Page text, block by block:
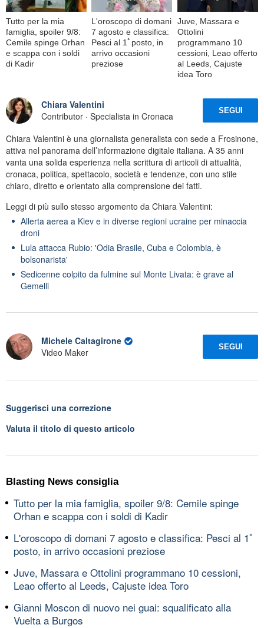
Tutto per la mia
famiglia, spoiler 9/8:
Cemile spinge Orhan
e scappa con i soldi
di Kadir
L'oroscopo di domani
7 agosto e classifica:
Pesci al 1ﾟposto, in
arrivo occasioni
preziose
Juve, Massara e
Ottolini
programmano 10
cessioni, Leao offerto
al Leeds, Cajuste
idea Toro
Chiara Valentini
Contributor · Specialista in Cronaca
SEGUI
Chiara Valentini è una giornalista generalista con sede a Frosinone,
attiva nel panorama dell’informazione digitale italiana. A 35 anni
vanta una solida esperienza nella scrittura di articoli di attualità,
cronaca, politica, spettacolo, società e tendenze, con uno stile
chiaro, diretto e orientato alla comprensione dei fatti.
Leggi di più sullo stesso argomento da Chiara Valentini:
Allerta aerea a Kiev e in diverse regioni ucraine per minaccia
droni
Lula attacca Rubio: 'Odia Brasile, Cuba e Colombia, è
bolsonarista'
Sedicenne colpito da fulmine sul Monte Livata: è grave al
Gemelli
Michele Caltagirone
Video Maker
SEGUI
Suggerisci una correzione
Valuta il titolo di questo articolo
Blasting News consiglia
Tutto per la mia famiglia, spoiler 9/8: Cemile spinge
Orhan e scappa con i soldi di Kadir
L'oroscopo di domani 7 agosto e classifica: Pesci al 1ﾟ
posto, in arrivo occasioni preziose
Juve, Massara e Ottolini programmano 10 cessioni,
Leao offerto al Leeds, Cajuste idea Toro
Gianni Moscon di nuovo nei guai: squalificato alla
Vuelta a Burgos